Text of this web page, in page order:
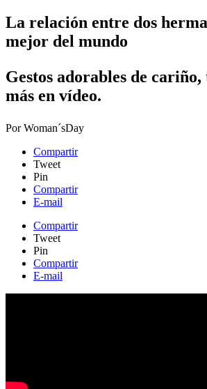
La relación entre dos
mejor del mundo
Gestos adorables de
más en vídeo.​
PorWoman´sDay
Compartir
Tweet
Pin
Compartir
E-mail
Compartir
Tweet
Pin
Compartir
E-mail